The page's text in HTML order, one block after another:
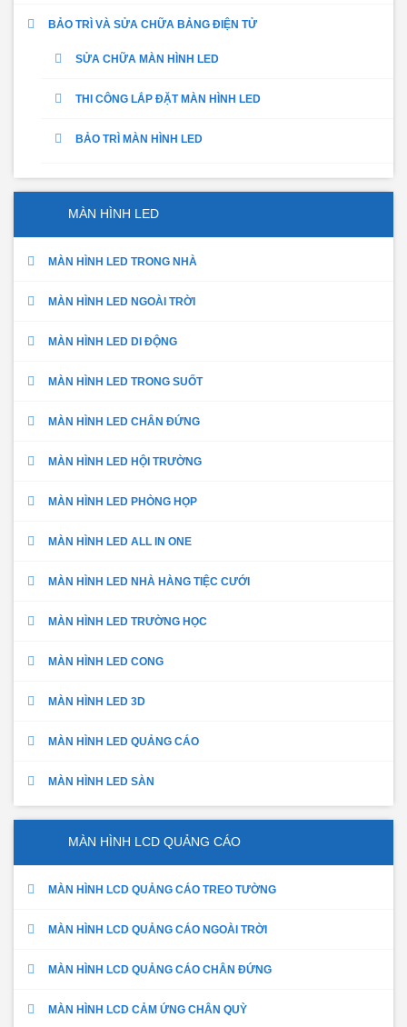
BẢO TRÌ VÀ SỬA CHỮA BẢNG ĐIỆN TỬ
SỬA CHỮA MÀN HÌNH LED
THI CÔNG LẮP ĐẶT MÀN HÌNH LED
BẢO TRÌ MÀN HÌNH LED
MÀN HÌNH LED
MÀN HÌNH LED TRONG NHÀ
MÀN HÌNH LED NGOÀI TRỜI
MÀN HÌNH LED DI ĐỘNG
MÀN HÌNH LED TRONG SUỐT
MÀN HÌNH LED CHÂN ĐỨNG
MÀN HÌNH LED HỘI TRƯỜNG
MÀN HÌNH LED PHÒNG HỌP
MÀN HÌNH LED ALL IN ONE
MÀN HÌNH LED NHÀ HÀNG TIỆC CƯỚI
MÀN HÌNH LED TRƯỜNG HỌC
MÀN HÌNH LED CONG
MÀN HÌNH LED 3D
MÀN HÌNH LED QUẢNG CÁO
MÀN HÌNH LED SÀN
MÀN HÌNH LCD QUẢNG CÁO
MÀN HÌNH LCD QUẢNG CÁO TREO TƯỜNG
MÀN HÌNH LCD QUẢNG CÁO NGOÀI TRỜI
MÀN HÌNH LCD QUẢNG CÁO CHÂN ĐỨNG
MÀN HÌNH LCD CẢM ỨNG CHÂN QUỲ